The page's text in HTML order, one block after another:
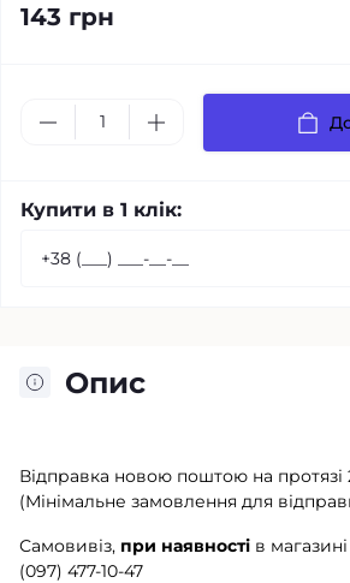
143 грн
Купити в 1 клік:
Опис
Відправка новою поштою на протязі
(Мінімальне замовлення для
Самовивіз, при наявності в
(097) 477-10-47